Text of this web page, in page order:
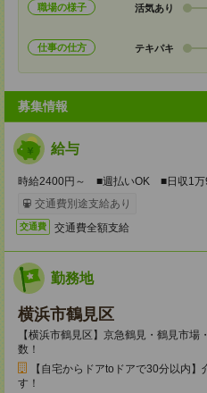
職場の様子 活気あり
仕事の仕方 テキパキ
募集情報
給与
時給2400円～ ■週払いOK ■日収1万
交通費別途支給あり
交通費 交通費全額支給
勤務地
横浜市鶴見区
【横浜市鶴見区】京急鶴見・鶴見市
数！
【自宅からドアtoドアで30分以内
す！